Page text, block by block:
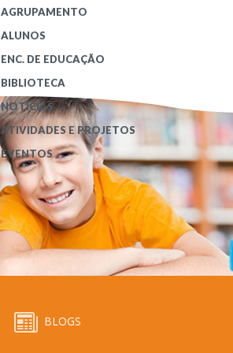
AGRUPAMENTO
ALUNOS
ENC. DE EDUCAÇÃO
BIBLIOTECA
NOTÍCIAS
ATIVIDADES E PROJETOS
EVENTOS
BLOGS